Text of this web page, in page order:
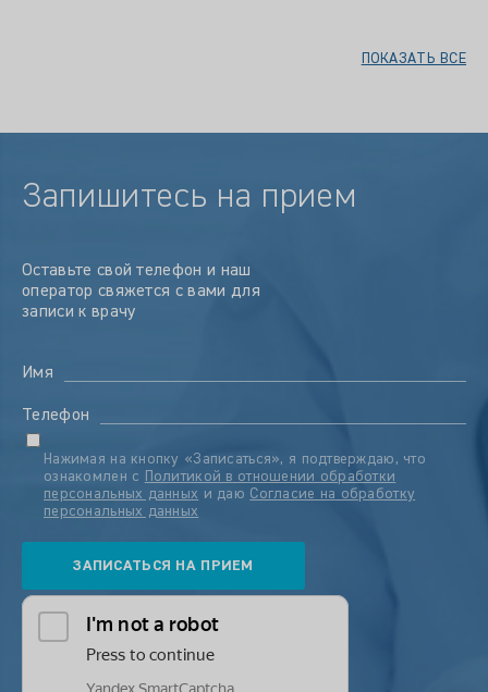
ПОКАЗАТЬ ВСЕ
Запишитесь на прием
Оставьте свой телефон и наш
оператор свяжется с вами для
записи к врачу
Имя
Телефон
Нажимая на кнопку «Записаться», я подтверждаю, что
ознакомлен с
Политикой в отношении обработки
персональных данных и даю Согласие на обработку
персональных данных